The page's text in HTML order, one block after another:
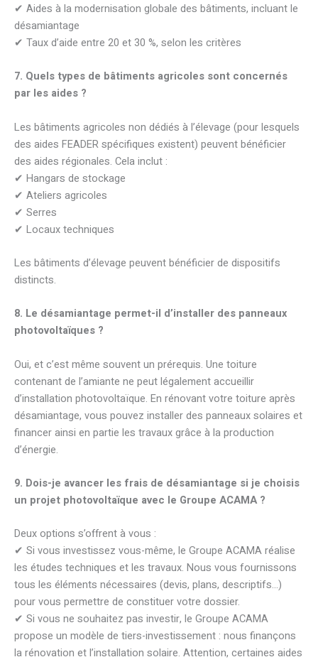
✔ Aides à la modernisation globale des bâtiments, incluant le
désamiantage
✔ Taux d’aide entre 20 et 30 %, selon les critères
7. Quels types de bâtiments agricoles sont concernés
par les aides ?
Les bâtiments agricoles non dédiés à l’élevage (pour lesquels
des aides FEADER spécifiques existent) peuvent bénéficier
des aides régionales. Cela inclut :
✔ Hangars de stockage
✔ Ateliers agricoles
✔ Serres
✔ Locaux techniques
Les bâtiments d’élevage peuvent bénéficier de dispositifs
distincts.
8. Le désamiantage permet-il d’installer des panneaux
photovoltaïques ?
Oui, et c’est même souvent un prérequis. Une toiture
contenant de l’amiante ne peut légalement accueillir
d’installation photovoltaïque. En rénovant votre toiture après
désamiantage, vous pouvez installer des panneaux solaires et
financer ainsi en partie les travaux grâce à la production
d’énergie.
9. Dois-je avancer les frais de désamiantage si je choisis
un projet photovoltaïque avec le Groupe ACAMA ?
Deux options s’offrent à vous :
✔ Si vous investissez vous-même, le Groupe ACAMA réalise
les études techniques et les travaux. Nous vous fournissons
tous les éléments nécessaires (devis, plans, descriptifs…)
pour vous permettre de constituer votre dossier.
✔ Si vous ne souhaitez pas investir, le Groupe ACAMA
propose un modèle de tiers-investissement : nous finançons
la rénovation et l’installation solaire. Attention, certaines aides